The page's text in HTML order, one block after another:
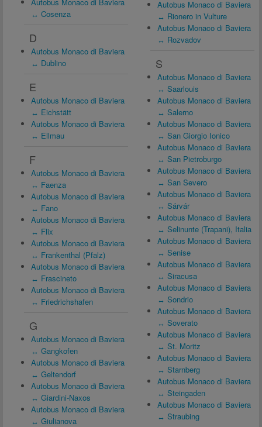
↔ Cosenza
D
Autobus Monaco di Baviera
↔ Dublino
E
Autobus Monaco di Baviera
↔ Eichstätt
Autobus Monaco di Baviera
↔ Ellmau
F
Autobus Monaco di Baviera
↔ Faenza
Autobus Monaco di Baviera
↔ Fano
Autobus Monaco di Baviera
↔ Flix
Autobus Monaco di Baviera
↔ Frankenthal (Pfalz)
Autobus Monaco di Baviera
↔ Frascineto
Autobus Monaco di Baviera
↔ Friedrichshafen
G
Autobus Monaco di Baviera
↔ Gangkofen
Autobus Monaco di Baviera
↔ Geltendorf
Autobus Monaco di Baviera
↔ Giardini-Naxos
Autobus Monaco di Baviera
↔ Giulianova
Autobus Monaco di Baviera
↔ Rionero in Vulture
Autobus Monaco di Baviera
↔ Rozvadov
S
Autobus Monaco di Baviera
↔ Saarlouis
Autobus Monaco di Baviera
↔ Salerno
Autobus Monaco di Baviera
↔ San Giorgio Ionico
Autobus Monaco di Baviera
↔ San Pietroburgo
Autobus Monaco di Baviera
↔ San Severo
Autobus Monaco di Baviera
↔ Sárvár
Autobus Monaco di Baviera
↔ Selinunte (Trapani), Italia
Autobus Monaco di Baviera
↔ Senise
Autobus Monaco di Baviera
↔ Siracusa
Autobus Monaco di Baviera
↔ Sondrio
Autobus Monaco di Baviera
↔ Soverato
Autobus Monaco di Baviera
↔ St. Moritz
Autobus Monaco di Baviera
↔ Starnberg
Autobus Monaco di Baviera
↔ Steingaden
Autobus Monaco di Baviera
↔ Straubing